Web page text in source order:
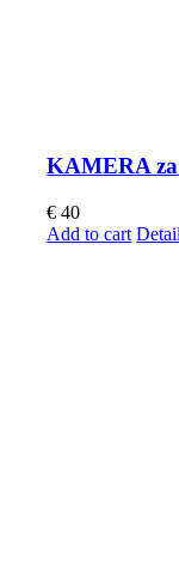
KAMERA
€ 40
Add to cart